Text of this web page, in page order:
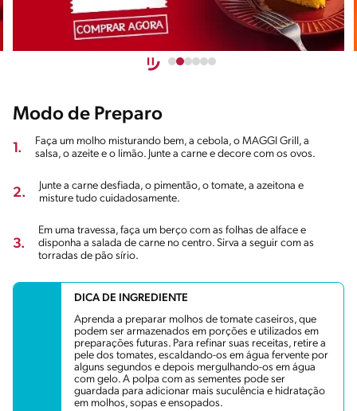
Modo de Preparo
1.
Faça um molho misturando bem, a cebola, o MAGGI GrilI, a
salsa, o azeite e o limão. Junte a carne e decore com os ovos.
2.
Junte a carne desfiada, o pimentão, o tomate, a azeitona e
misture tudo cuidadosamente.
3.
Em uma travessa, faça um berço com as folhas de alface e
disponha a salada de carne no centro. Sirva a seguir com as
torradas de pão sírio.
DICA DE INGREDIENTE
Aprenda a preparar molhos de tomate caseiros, que
podem ser armazenados em porções e utilizados em
preparações futuras. Para refinar suas receitas, retire a
pele dos tomates, escaldando-os em água fervente por
alguns segundos e depois mergulhando-os em água
com gelo. A polpa com as sementes pode ser
guardada para adicionar mais suculência e hidratação
em molhos, sopas e ensopados.